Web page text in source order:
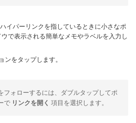
イパーリンクを指しているときに小さなポ
で表示される簡単なメモやラベルを入力し
ンをタップします。
フォローするには、ダブルタップしてポ
で リンクを開く 項目を選択します。